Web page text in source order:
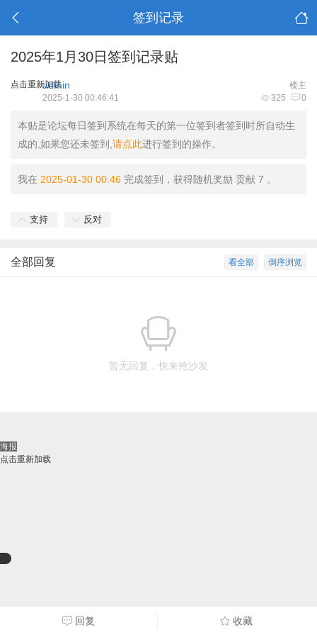
签到记录
2025年1月30日签到记录贴
点击重新加载 楼主
admin
325 0
2025-1-30 00:46:41
本贴是论坛每日签到系统在每天的第一位签到者签到时所自动生
成的,如果您还未签到, 请点此进行签到的操作。
我在 2025-01-30 00:46 完成签到，获得随机奖励 贡献 7 。
支持 反对
倒序浏览
看全部
全部回复
暂无回复，快来抢沙发
回复 收藏
海报
点击重新加载